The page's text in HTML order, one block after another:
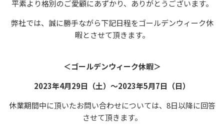
平素より格別のご愛顧にあずかり、ありがとうございます。
弊社では、誠に勝手ながら下記日程をゴールデンウィーク休
暇とさせて頂きます。
＜ゴールデンウィーク休暇＞
2023年4月29日（土）～2023年5月7日（日）
休業期間中に頂いたお問い合わせについては、8日以降に回答
させて頂きます。